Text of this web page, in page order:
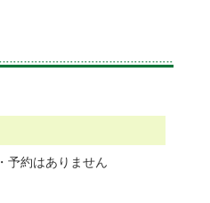
・予約はありません